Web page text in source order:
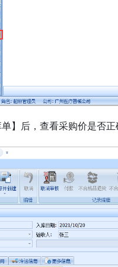
】后，查看采购价是否正